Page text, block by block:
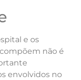
e os
não é
envolvidos no